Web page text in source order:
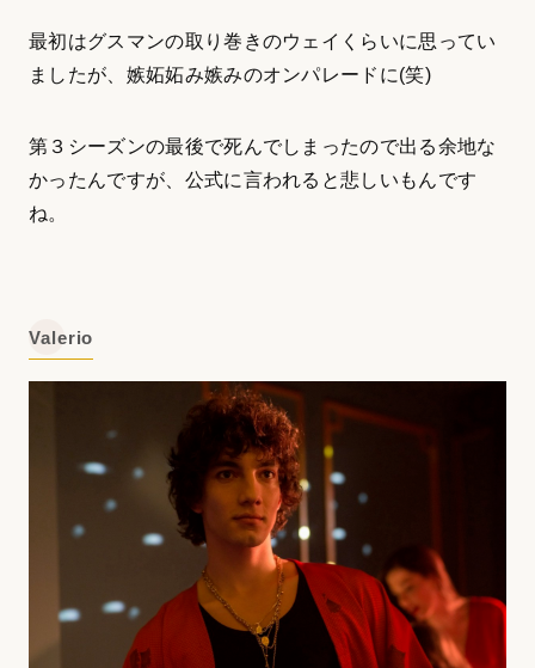
最初はグスマンの取り巻きのウェイくらいに思ってい
ましたが、嫉妬妬み嫉みのオンパレードに(笑)
第３シーズンの最後で死んでしまったので出る余地な
かったんですが、公式に言われると悲しいもんです
ね。
Valerio